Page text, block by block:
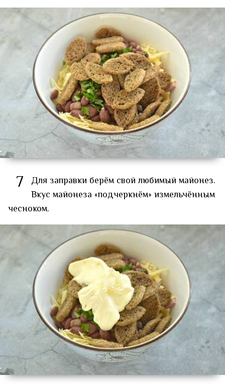
7
Для заправки берём свой любимый майонез.
Вкус майонеза «подчеркнём» измельчённым
чесноком.